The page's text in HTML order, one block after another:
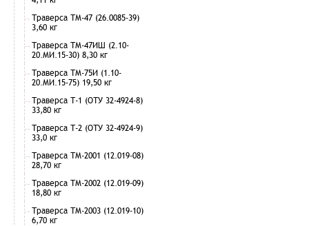
Траверса ТМ-47 (26.0085-39)
3,60 кг
Траверса ТМ-47ИШ (2.10-
20.МИ.15-30) 8,30 кг
Траверса ТМ-75И (1.10-
20.МИ.15-75) 19,50 кг
Траверса Т-1 (ОТУ 32-4924-8)
33,80 кг
Траверса Т-2 (ОТУ 32-4924-9)
33,0 кг
Траверса ТМ-2001 (12.019-08)
28,70 кг
Траверса ТМ-2002 (12.019-09)
18,80 кг
Траверса ТМ-2003 (12.019-10)
6,70 кг